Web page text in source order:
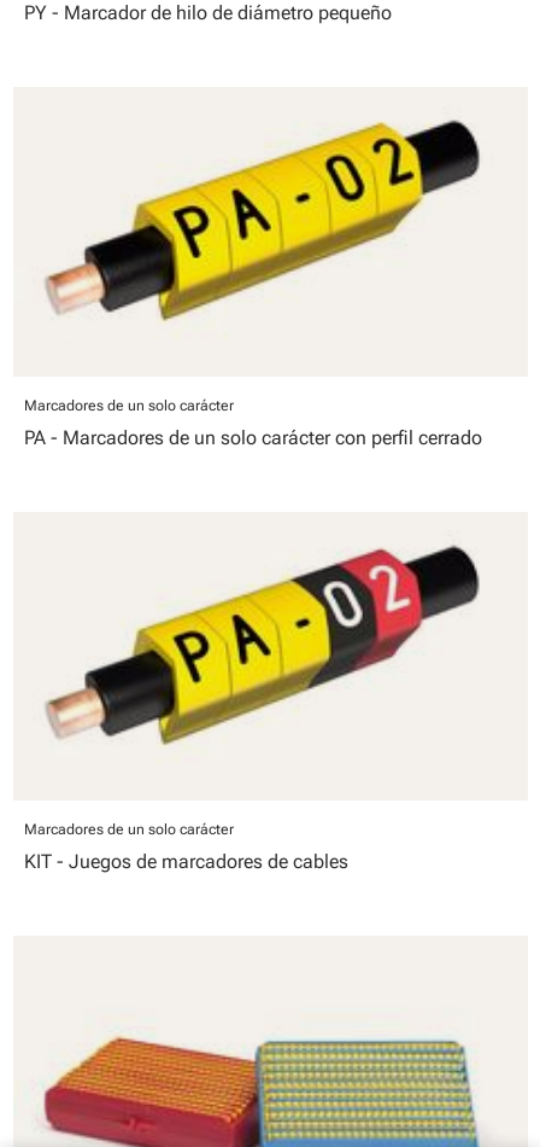
PY - Marcador de hilo de diámetro pequeño
Marcadores de un solo carácter
PA - Marcadores de un solo carácter con perfil cerrado
Marcadores de un solo carácter
KIT - Juegos de marcadores de cables